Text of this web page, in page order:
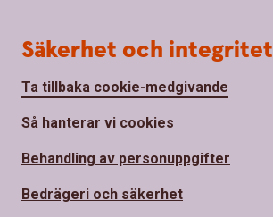
Säkerhet och integritet
Ta tillbaka cookie-medgivande
Så hanterar vi cookies
Behandling av personuppgifter
Bedrägeri och säkerhet